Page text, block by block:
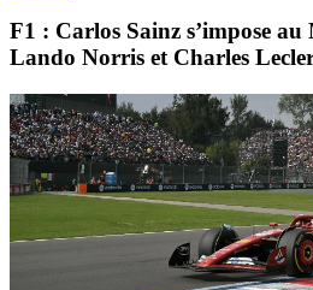
F1 : Carlos Sainz s’impose
Lando Norris et Charles